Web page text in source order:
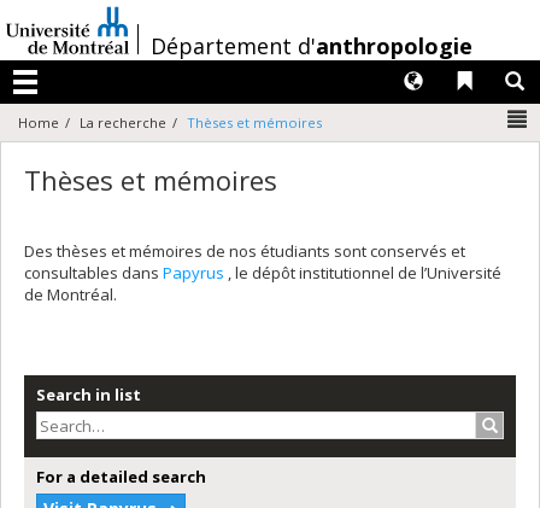
au
contenu
/Département d'anthropologie
Menu
Liens
Langues
Home La recherche Thèses et mémoires
Thèses et mémoires
Des thèses et mémoires de nos étudiants sont conservés et
consultables dans Papyrus , le dépôt institutionnel de l’Université
de Montréal.
Search in list
For a detailed search